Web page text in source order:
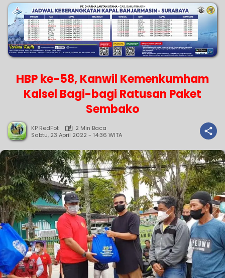
HBP ke-58, Kanwil Kemenkumham
Kalsel Bagi-bagi Ratusan Paket
Sembako
KP RedFot
2 Min Baca
Sabtu, 23 April 2022 - 14:36 WITA